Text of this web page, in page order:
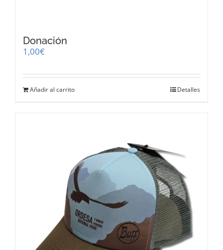
Donación
1,00€
Añadir al carrito Detalles